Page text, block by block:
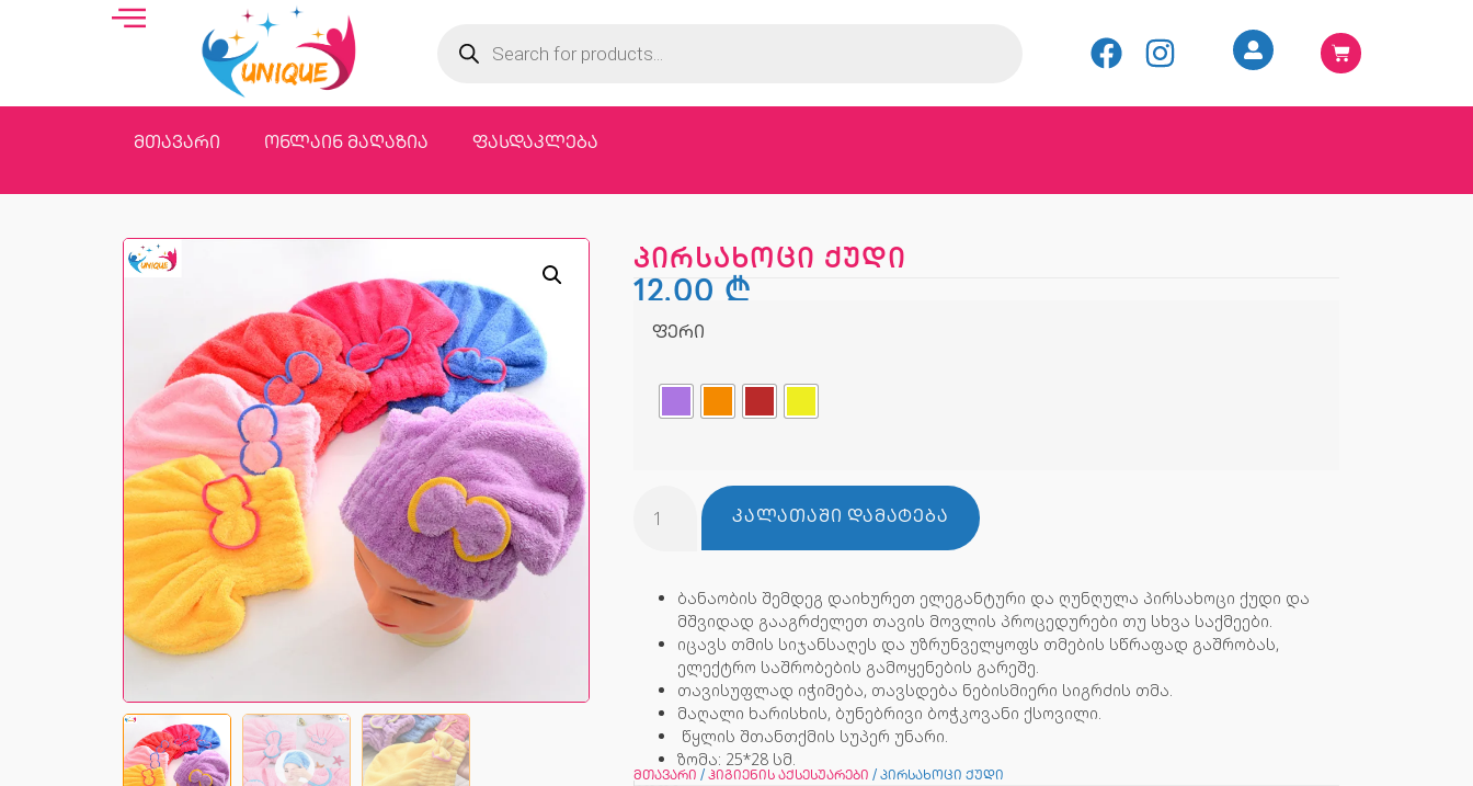
მთავარი ონლაინ მაღაზია ფასდაკლება
პირსახოცი ქუდი
12,00 ₾
ფერი
ᲙᲐᲚᲐᲗᲐᲨᲘ ᲓᲐᲛᲐᲢᲔᲑᲐ
ბანაობის შემდეგ დაიხურეთ ელეგანტური და ღუნღულა პირსახოცი ქუდი და
მშვიდად გააგრძელეთ თავის მოვლის პროცედურები თუ სხვა საქმეები.
იცავს თმის სიჯანსაღეს და უზრუნველყოფს თმების სწრაფად გაშრობას,
ელექტრო საშრობების გამოყენების გარეშე.
თავისუფლად იჭიმება, თავსდება ნებისმიერი სიგრძის თმა.
მაღალი ხარისხის, ბუნებრივი ბოჭკოვანი ქსოვილი.
წყლის შთანთქმის სუპერ უნარი.
ზომა: 25*28 სმ.
მთავარი / ჰიგიენის აქსესუარები / პირსახოცი ქუდი